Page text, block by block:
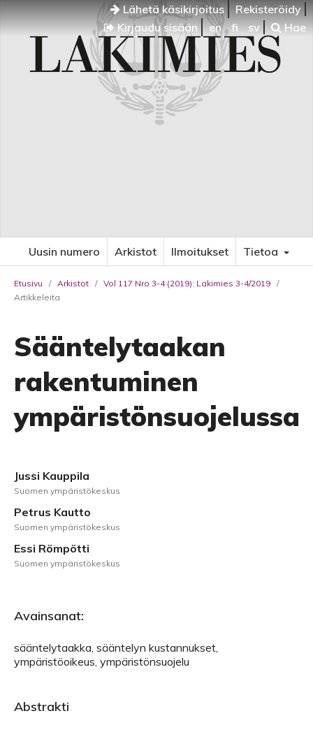
Lähetä käsikirjoitus
Rekisteröidy
Kirjaudu sisään
en fi sv Hae
Uusin numero Arkistot Ilmoitukset Tietoa
Etusivu / Arkistot / Vol 117 Nro 3-4 (2019): Lakimies 3-4/2019 /
Artikkeleita
Sääntelytaakan
rakentuminen
ympäristönsuojelussa
Jussi Kauppila
Suomen ympäristökeskus
Petrus Kautto
Suomen ympäristökeskus
Essi Römpötti
Suomen ympäristökeskus
Avainsanat:
sääntelytaakka, sääntelyn kustannukset,
ympäristöoikeus, ympäristönsuojelu
Abstrakti